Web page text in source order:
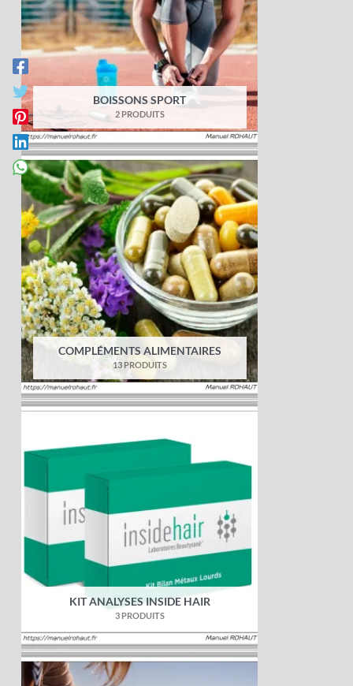
BOISSONS SPORT
2 PRODUITS
COMPLÉMENTS ALIMENTAIRES
13 PRODUITS
KIT ANALYSES INSIDE HAIR
3 PRODUITS